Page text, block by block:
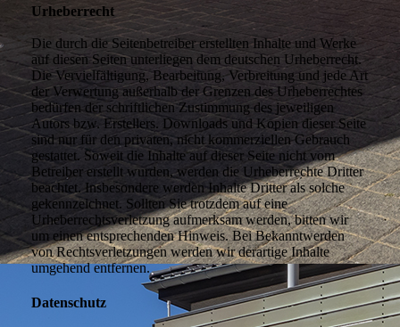
Urheberrecht
Die durch die Seitenbetreiber erstellten Inhalte und Werke
auf diesen Seiten unterliegen dem deutschen Urheberrecht.
Die Vervielfältigung, Bearbeitung, Verbreitung und jede Art
der Verwertung außerhalb der Grenzen des Urheberrechtes
bedürfen der schriftlichen Zustimmung des jeweiligen
Autors bzw. Erstellers. Downloads und Kopien dieser Seite
sind nur für den privaten, nicht kommerziellen Gebrauch
gestattet. Soweit die Inhalte auf dieser Seite nicht vom
Betreiber erstellt wurden, werden die Urheberrechte Dritter
beachtet. Insbesondere werden Inhalte Dritter als solche
gekennzeichnet. Sollten Sie trotzdem auf eine
Urheberrechtsverletzung aufmerksam werden, bitten wir
um einen entsprechenden Hinweis. Bei Bekanntwerden
von Rechtsverletzungen werden wir derartige Inhalte
umgehend entfernen.
Datenschutz